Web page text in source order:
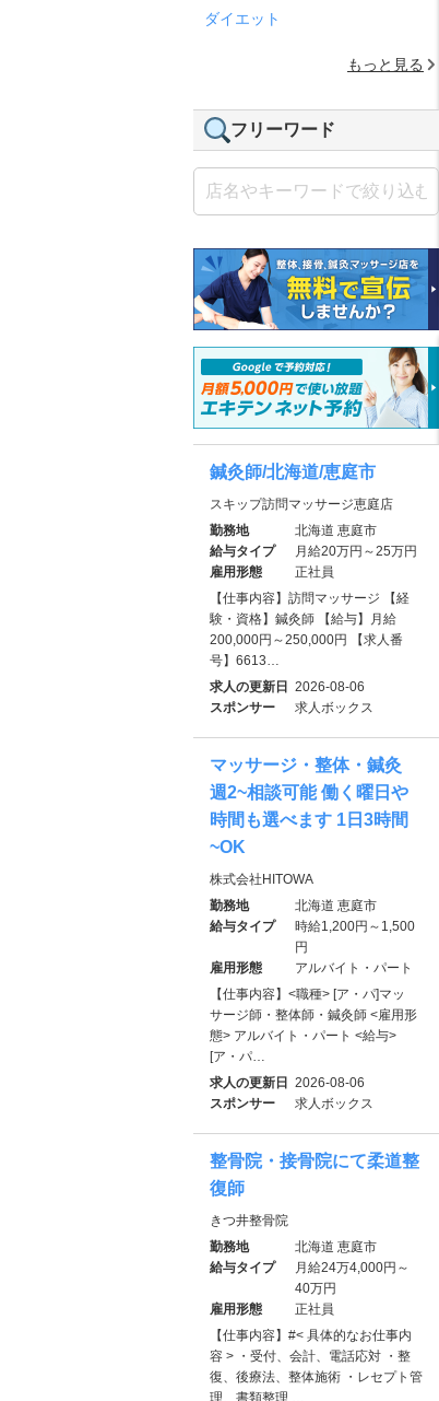
ダイエット
もっと見る
フリーワード
鍼灸師/北海道/恵庭市
スキップ訪問マッサージ恵庭店
勤務地
北海道 恵庭市
給与タイプ
月給20万円～25万円
雇用形態
正社員
【仕事内容】訪問マッサージ 【経
験・資格】鍼灸師 【給与】月給
200,000円～250,000円 【求人番
号】6613…
求人の更新日 2026-08-06
スポンサー
求人ボックス
マッサージ・整体・鍼灸
週2~相談可能 働く曜日や
時間も選べます 1日3時間
~OK
株式会社HITOWA
勤務地
北海道 恵庭市
給与タイプ
時給1,200円～1,500
円
雇用形態
アルバイト・パート
【仕事内容】<職種> [ア・パ]マッ
サージ師・整体師・鍼灸師 <雇用形
態> アルバイト・パート <給与>
[ア・パ…
求人の更新日 2026-08-06
スポンサー
求人ボックス
整骨院・接骨院にて柔道整
復師
きつ井整骨院
勤務地
北海道 恵庭市
給与タイプ
月給24万4,000円～
40万円
雇用形態
正社員
【仕事内容】#< 具体的なお仕事内
容 > ・受付、会計、電話応対 ・整
復、後療法、整体施術 ・レセプト管
理、書類整理 …